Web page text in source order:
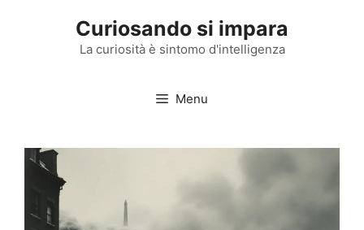
Curiosando si impara
La curiosità è sintomo d'intelligenza
Menu